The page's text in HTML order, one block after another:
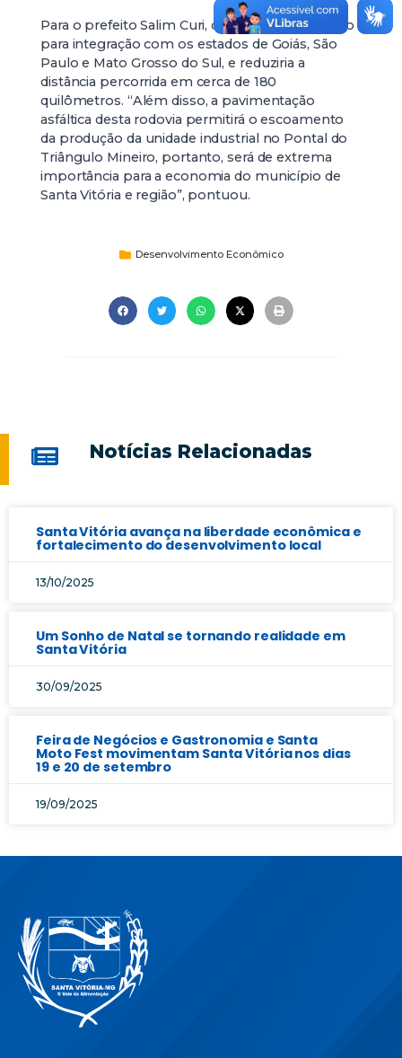
Para o prefeito Salim Curi, o trecho é estratégico
para integração com os estados de Goiás, São
Paulo e Mato Grosso do Sul, e reduziria a
distância percorrida em cerca de 180
quilômetros. “Além disso, a pavimentação
asfáltica desta rodovia permitirá o escoamento
da produção da unidade industrial no Pontal do
Triângulo Mineiro, portanto, será de extrema
importância para a economia do município de
Santa Vitória e região”, pontuou.
Desenvolvimento Econômico
Notícias Relacionadas
Santa Vitória avança na liberdade econômica e
fortalecimento do desenvolvimento local
13/10/2025
Um Sonho de Natal se tornando realidade em
Santa Vitória
30/09/2025
Feira de Negócios e Gastronomia e Santa
Moto Fest movimentam Santa Vitória nos dias
19 e 20 de setembro
19/09/2025